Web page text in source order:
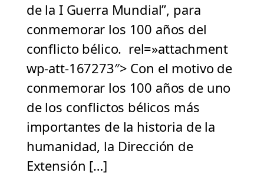
de la I Guerra Mundial”, para
conmemorar los 100 años del
conflicto bélico. rel=»attachment
wp-att-167273″> Con el motivo de
conmemorar los 100 años de uno
de los conflictos bélicos más
importantes de la historia de la
humanidad, la Dirección de
Extensión […]